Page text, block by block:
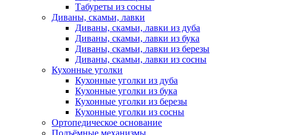
Табуреты из сосны
Диваны, скамьи, лавки
Диваны, скамьи, лавки из дуба
Диваны, скамьи, лавки из бука
Диваны, скамьи, лавки из березы
Диваны, скамьи, лавки из сосны
Кухонные уголки
Кухонные уголки из дуба
Кухонные уголки из бука
Кухонные уголки из березы
Кухонные уголки из сосны
Ортопедическое основание
Подъёмные механизмы